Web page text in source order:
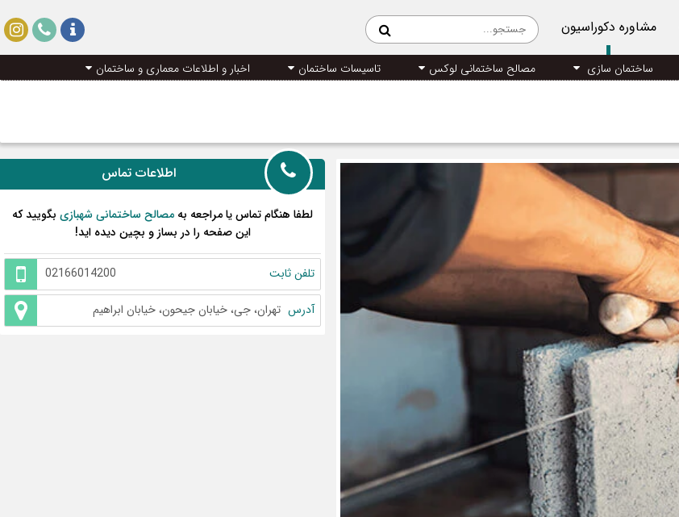
مشاوره دکوراسیون
ساختمان سازی مصالح ساختمانی لوکس تاسیسات ساختمان اخبار و اطلاعات معماری و ساختمان
اطلاعات تماس
لطفا هنگام تماس یا مراجعه به مصالح ساختمانی شهبازیبگویید که
این صفحه را در بساز و بچین دیده اید!
تلفن ثابت 02166014200
آدرس تهران، جی، خیابان جیحون، خیابان ابراهیم